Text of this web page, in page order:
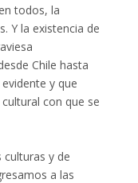
todos, la
Y la existencia de
Chile hasta
y que
con que se
y de
a las